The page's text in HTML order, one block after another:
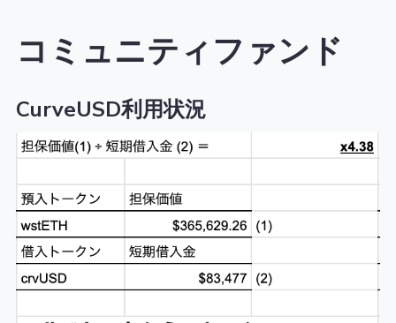
コミュニティファンド
CurveUSD利用状況